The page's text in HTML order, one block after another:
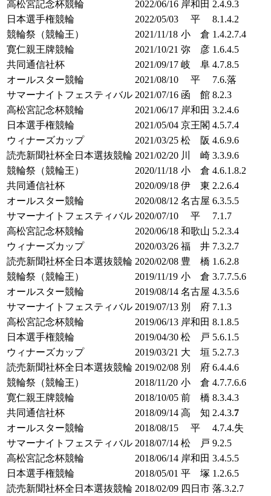
高松宮記念杯競輪
2022/06/16 岸和田 2.4.9.3
日本選手権競輪
2022/05/03 平
8.1.4.2
競輪祭（競輪王）
2021/11/18 小 倉 1.4.2.7.4
寛仁親王牌競輪
2021/10/21 弥 彦 1.6.4.5
共同通信社杯
2021/09/17 岐 阜 4.7.8.5
オールスター競輪
2021/08/10 平
7.6.落
サマーナイトフェスティバル 2021/07/16 函 館 8.2.3
高松宮記念杯競輪
2021/06/17 岸和田 3.2.4.6
日本選手権競輪
2021/05/04 京王閣 4.5.7.4
ウィナーズカップ
2021/03/25 松 阪 4.6.9.6
読売新聞社杯全日本選抜競輪 2021/02/20 川 崎 3.3.9.6
競輪祭（競輪王）
2020/11/18 小 倉 4.6.1.8.2
共同通信社杯
2020/09/18 伊 東 2.2.6.4
オールスター競輪
2020/08/12 名古屋 6.3.5.5
サマーナイトフェスティバル 2020/07/10 平
7.1.7
高松宮記念杯競輪
2020/06/18 和歌山 5.2.3.4
ウィナーズカップ
2020/03/26 福 井 7.3.2.7
読売新聞社杯全日本選抜競輪 2020/02/08 豊 橋 1.6.2.8
競輪祭（競輪王）
2019/11/19 小 倉 3.7.7.5.6
オールスター競輪
2019/08/14 名古屋 4.3.5.6
サマーナイトフェスティバル 2019/07/13 別 府 7.1.3
高松宮記念杯競輪
2019/06/13 岸和田 8.1.8.5
日本選手権競輪
2019/04/30 松 戸 5.6.1.5
ウィナーズカップ
2019/03/21 大 垣 5.2.7.3
読売新聞社杯全日本選抜競輪 2019/02/08 別 府 6.4.4.6
競輪祭（競輪王）
2018/11/20 小 倉 4.7.7.6.6
寛仁親王牌競輪
2018/10/05 前 橋 8.3.4.3
共同通信社杯
2018/09/14 高 知 2.4.3.7
オールスター競輪
2018/08/15 平
4.7.4.失
サマーナイトフェスティバル 2018/07/14 松 戸 9.2.5
高松宮記念杯競輪
2018/06/14 岸和田 3.4.5.5
日本選手権競輪
2018/05/01 平 塚 1.2.6.5
読売新聞社杯全日本選抜競輪 2018/02/09 四日市 落.3.2.7